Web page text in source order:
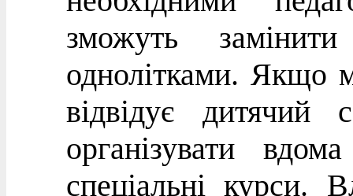
зможуть
однолітками. Якщо
відвідує дитячий
організувати
спеціальні курси.